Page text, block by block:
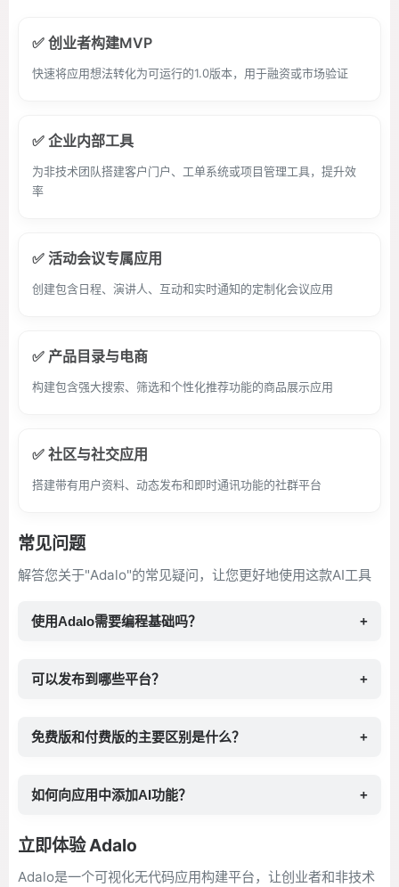
✅ 创业者构建MVP
快速将应用想法转化为可运行的1.0版本，用于融资或市场验证
✅ 企业内部工具
为非技术团队搭建客户门户、工单系统或项目管理工具，提升效
率
✅ 活动会议专属应用
创建包含日程、演讲人、互动和实时通知的定制化会议应用
✅ 产品目录与电商
构建包含强大搜索、筛选和个性化推荐功能的商品展示应用
✅ 社区与社交应用
搭建带有用户资料、动态发布和即时通讯功能的社群平台
常见问题
解答您关于"Adalo"的常见疑问，让您更好地使用这款AI工具
使用Adalo需要编程基础吗？ +
可以发布到哪些平台？ +
免费版和付费版的主要区别是什么？ +
如何向应用中添加AI功能？ +
立即体验 Adalo
Adalo是一个可视化无代码应用构建平台，让创业者和非技术